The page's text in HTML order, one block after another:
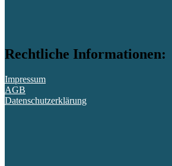
Rechtliche Informationen:
Impressum
AGB
Datenschutzerklärung